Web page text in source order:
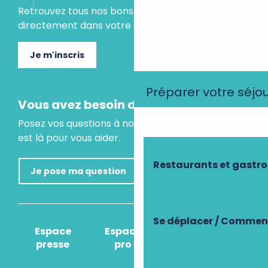
Préparer votre
Restaurants et
Se déplacer /
Retrouvez tous nos bons plans et idées séjours
directement dans votre boite mail.
Je m'inscris
Vous avez besoin d'un conseil ?
Posez vos questions à notre assistant virtuel, il
est là pour vous aider.
Je pose ma question
Espace
presse
Espace
pro
Comment venir